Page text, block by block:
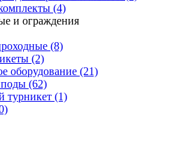
(4)
и ограждения
(8)
(2)
оборудование (21)
(62)
турникет (1)